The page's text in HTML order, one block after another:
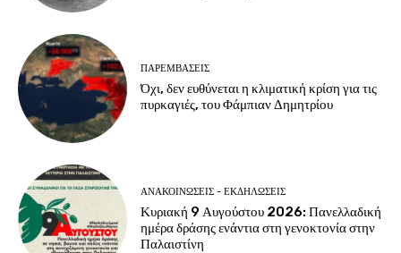
ΠΑΡΕΜΒΑΣΕΙΣ
Όχι, δεν ευθύνεται η κλιματική κρίση για τις
πυρκαγιές, του Φάμπιαν Δημητρίου
ΑΝΑΚΟΙΝΩΣΕΙΣ - ΕΚΔΗΛΩΣΕΙΣ
Κυριακή 9 Αυγούστου 2026: Πανελλαδική
ημέρα δράσης ενάντια στη γενοκτονία στην
Παλαιστίνη